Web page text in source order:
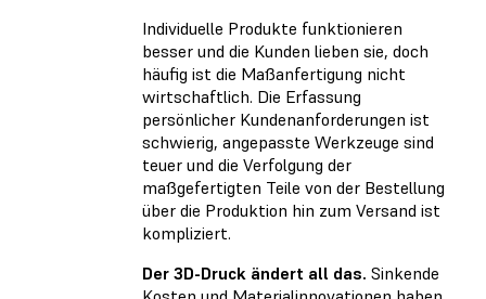
Individuelle Produkte funktionieren
besser und die Kunden lieben sie, doch
häufig ist die Maßanfertigung nicht
wirtschaftlich. Die Erfassung
persönlicher Kundenanforderungen ist
schwierig, angepasste Werkzeuge sind
teuer und die Verfolgung der
maßgefertigten Teile von der Bestellung
über die Produktion hin zum Versand ist
kompliziert.
Der 3D-Druck ändert all das. Sinkende